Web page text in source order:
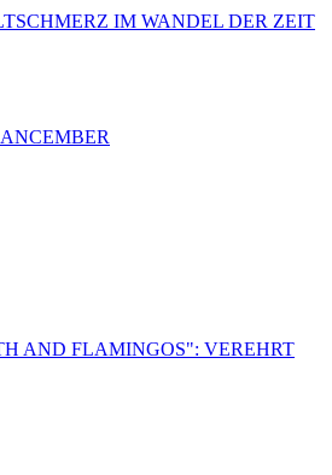
IM WANDEL DER ZEIT
AND FLAMINGOS": VEREHRT